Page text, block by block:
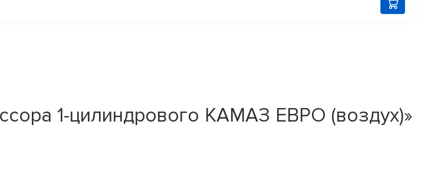
1-цилиндрового КАМАЗ ЕВРО (воздух)»